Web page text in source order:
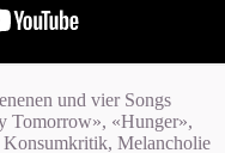
und vier Songs
Tomorrow», «Hunger»,
Melancholie